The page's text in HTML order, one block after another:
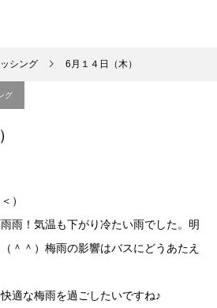
シング 6月１４日（木）
グ
）
雨！気温も下がり冷たい雨でした。明
＾＾）梅雨の影響はバスにどうあたえ
適な梅雨を過ごしたいですね♪